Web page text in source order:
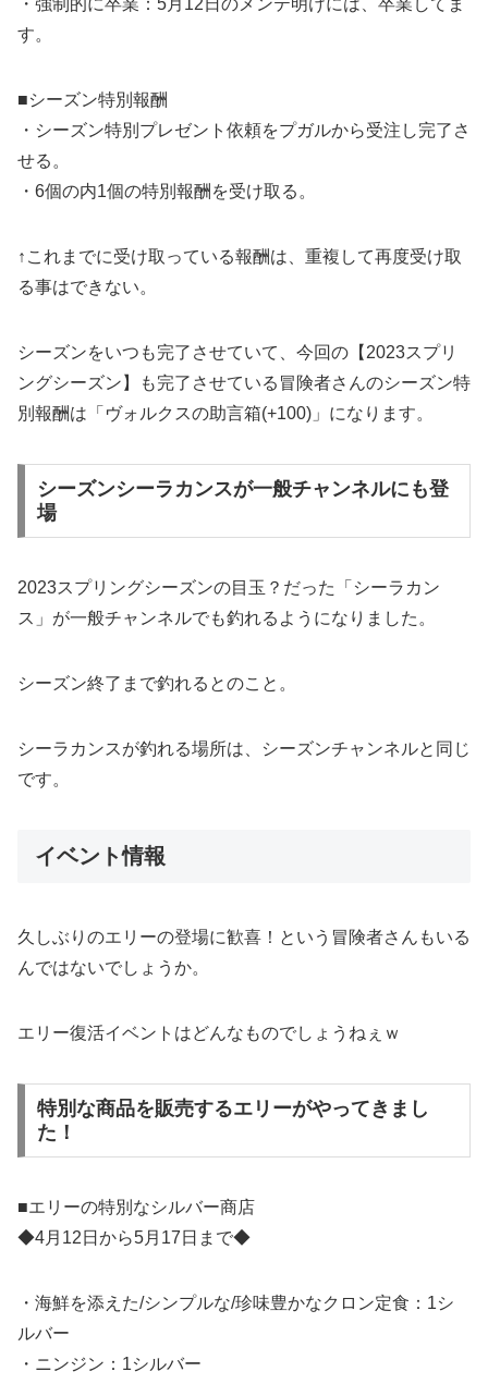
・強制的に卒業：5月12日のメンテ明けには、卒業してま
す。
■シーズン特別報酬
・シーズン特別プレゼント依頼をプガルから受注し完了さ
せる。
・6個の内1個の特別報酬を受け取る。
↑これまでに受け取っている報酬は、重複して再度受け取
る事はできない。
シーズンをいつも完了させていて、今回の【2023スプリ
ングシーズン】も完了させている冒険者さんのシーズン特
別報酬は「ヴォルクスの助言箱(+100)」になります。
シーズンシーラカンスが一般チャンネルにも登
場
2023スプリングシーズンの目玉？だった「シーラカン
ス」が一般チャンネルでも釣れるようになりました。
シーズン終了まで釣れるとのこと。
シーラカンスが釣れる場所は、シーズンチャンネルと同じ
です。
イベント情報
久しぶりのエリーの登場に歓喜！という冒険者さんもいる
んではないでしょうか。
エリー復活イベントはどんなものでしょうねぇｗ
特別な商品を販売するエリーがやってきまし
た！
■エリーの特別なシルバー商店
◆4月12日から5月17日まで◆
・海鮮を添えた/シンプルな/珍味豊かなクロン定食：1シ
ルバー
・ニンジン：1シルバー